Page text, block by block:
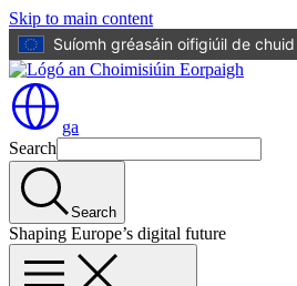
Skip to main content
Suíomh gréasáin oifigiúil de
ga
Search
Search
Shaping Europe’s digital future